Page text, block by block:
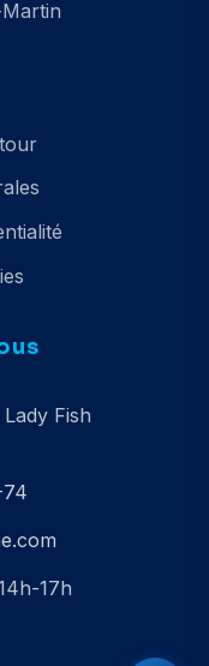
Fish
17h